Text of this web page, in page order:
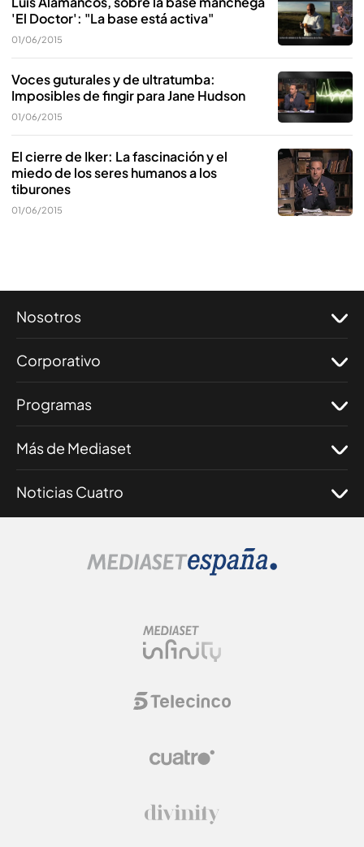
'El Doctor': "La base está activa"
01/06/2015
Voces guturales y de ultratumba:
Imposibles de fingir para Jane Hudson
01/06/2015
El cierre de Iker: La fascinación y el
miedo de los seres humanos a los
tiburones
01/06/2015
Nosotros
Corporativo
Programas
Más de Mediaset
Noticias Cuatro